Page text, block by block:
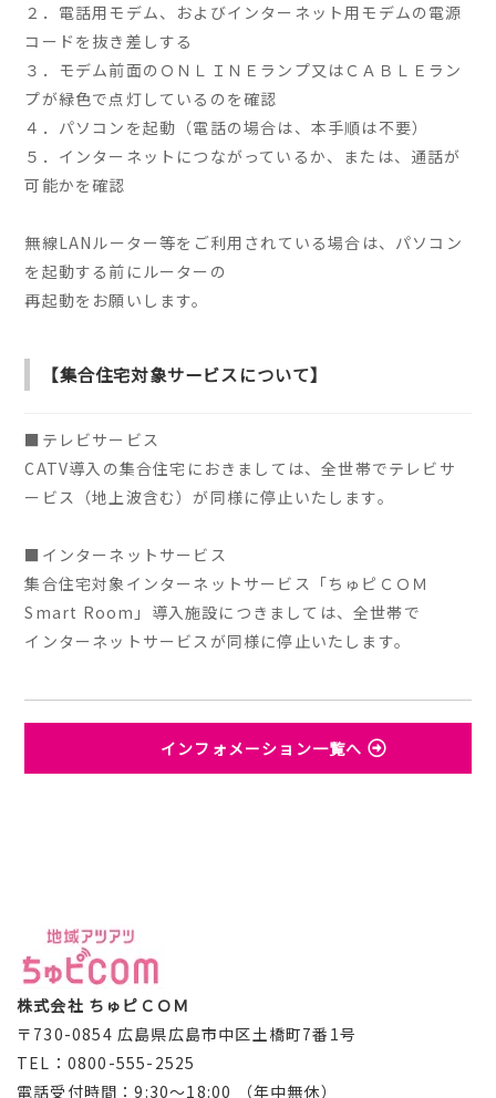
２．電話用モデム、およびインターネット用モデムの電源
コードを抜き差しする
３．モデム前面のＯＮＬＩＮＥランプ又はＣＡＢＬＥラン
プが緑色で点灯しているのを確認
４．パソコンを起動（電話の場合は、本手順は不要）
５．インターネットにつながっているか、または、通話が
可能かを確認
無線LANルーター等をご利用されている場合は、パソコン
を起動する前にルーターの
再起動をお願いします。
【集合住宅対象サービスについて】
■テレビサービス
CATV導入の集合住宅におきましては、全世帯でテレビサ
ービス（地上波含む）が同様に停止いたします。
■インターネットサービス
集合住宅対象インターネットサービス「ちゅピＣＯＭ
Smart Room」導入施設につきましては、全世帯で
インターネットサービスが同様に停止いたします。
インフォメーション一覧へ
株式会社 ちゅピＣＯＭ
〒730-0854 広島県広島市中区土橋町7番1号
TEL：0800-555-2525
電話受付時間：9:30～18:00 （年中無休）